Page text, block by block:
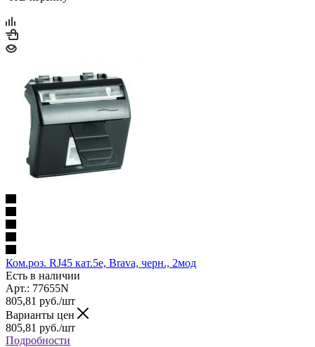
Ком.роз. RJ45 кат.5e, Brava, черн., 2мод
Есть в наличии
Арт.: 77655N
805,81 руб./шт
Варианты цен
805,81 руб./шт
Подробности